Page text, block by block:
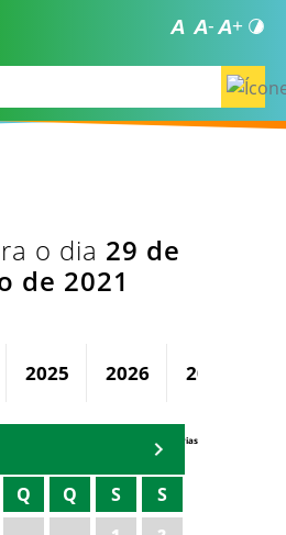
o dia 29 de
de 2021
2025 2026 2027
Agenda Secretárias
Q Q S S